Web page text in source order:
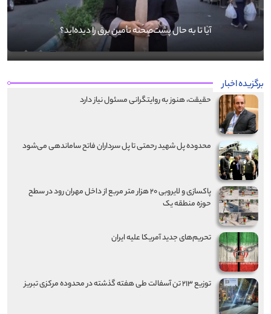
آیا تا به حال پشت‌صحنه تأمین برق را دیده‌اید؟
برگزیده اخبار
حقیقت، هنوز به روایتگرانی مسئول نیاز دارد
محدوده پل شهید رحمتی تا پل سرداران فاتح ساماندهی می‌شود
پاکسازی و لایروبی ۲۰ هزار متر مربع از داخل مهران رود در سطح
حوزه منطقه یک
تحریم‌های جدید آمریکا علیه ایران
توزیع ۲۱۳ تن آسفالت طی هفته گذشته در محدوده مرکزی تبریز